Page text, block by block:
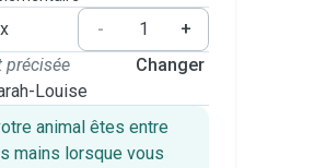
-
+
précisée
Louise
Changer
animal êtes entre
mains lorsque vous